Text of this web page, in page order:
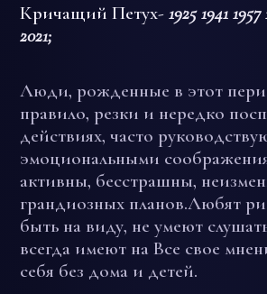
Кричащий Петух- 1925 1941
2021;
Люди, рожденные в этот
правило, резки и нередко
действиях, часто
эмоциональными
активны, бесстрашны,
грандиозных планов.Любят
быть на виду, не умеют
всегда имеют на Все свое
себя без дома и детей.